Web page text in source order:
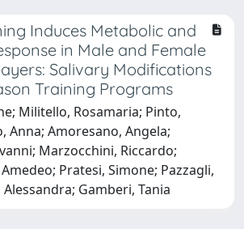
Induces Metabolic and
in Male and Female
Salivary Modifications
Training Programs
Militello, Rosamaria; Pinto,
Anna; Amoresano, Angela;
Marzocchini, Riccardo;
Pratesi, Simone; Pazzagli,
Gamberi, Tania